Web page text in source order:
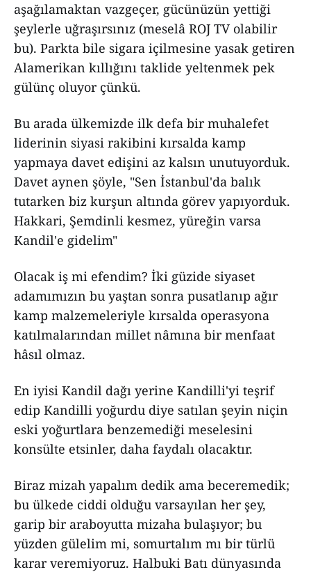
aşağılamaktan vazgeçer, gücünüzün yettiği
şeylerle uğraşırsınız (meselâ ROJ TV olabilir
bu). Parkta bile sigara içilmesine yasak getiren
Alamerikan kıllığını taklide yeltenmek pek
gülünç oluyor çünkü.
Bu arada ülkemizde ilk defa bir muhalefet
liderinin siyasi rakibini kırsalda kamp
yapmaya davet edişini az kalsın unutuyorduk.
Davet aynen şöyle, "Sen İstanbul'da balık
tutarken biz kurşun altında görev yapıyorduk.
Hakkari, Şemdinli kesmez, yüreğin varsa
Kandil'e gidelim"
Olacak iş mi efendim? İki güzide siyaset
adamımızın bu yaştan sonra pusatlanıp ağır
kamp malzemeleriyle kırsalda operasyona
katılmalarından millet nâmına bir menfaat
hâsıl olmaz.
En iyisi Kandil dağı yerine Kandilli'yi teşrif
edip Kandilli yoğurdu diye satılan şeyin niçin
eski yoğurtlara benzemediği meselesini
konsülte etsinler, daha faydalı olacaktır.
Biraz mizah yapalım dedik ama beceremedik;
bu ülkede ciddi olduğu varsayılan her şey,
garip bir araboyutta mizaha bulaşıyor; bu
yüzden gülelim mi, somurtalım mı bir türlü
karar veremiyoruz. Halbuki Batı dünyasında